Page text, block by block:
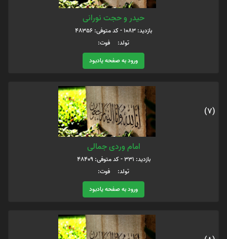
حیدر و حجت نورانی
بازدید: 1083 - کد متوفی: 48356
تولد: فوت:
ورود به صفحه یادبود
(7)
امام وردی جمالی
بازدید: 331 - کد متوفی: 48409
تولد: فوت:
ورود به صفحه یادبود